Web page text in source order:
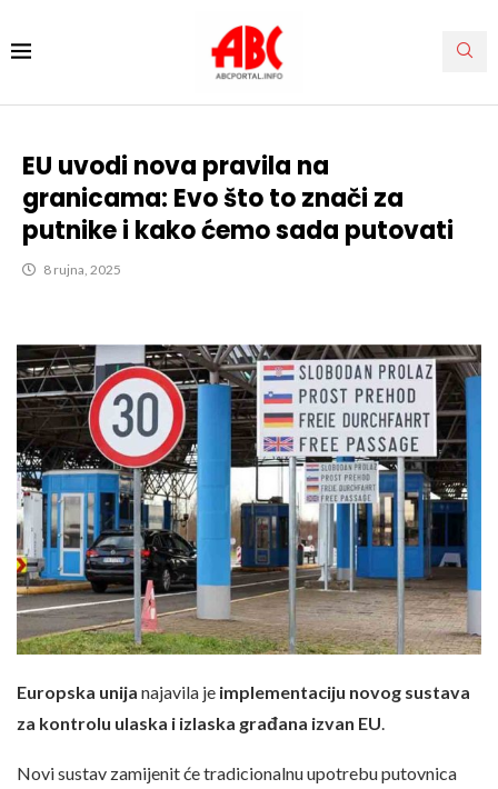
EU uvodi nova pravila na
granicama: Evo što to znači za
putnike i kako ćemo sada putovati
8 rujna, 2025
Europska unija najavila je implementaciju novog sustava
za kontrolu ulaska i izlaska građana izvan EU
Novi sustav zamijenit će tradicionalnu upotrebu putovnica